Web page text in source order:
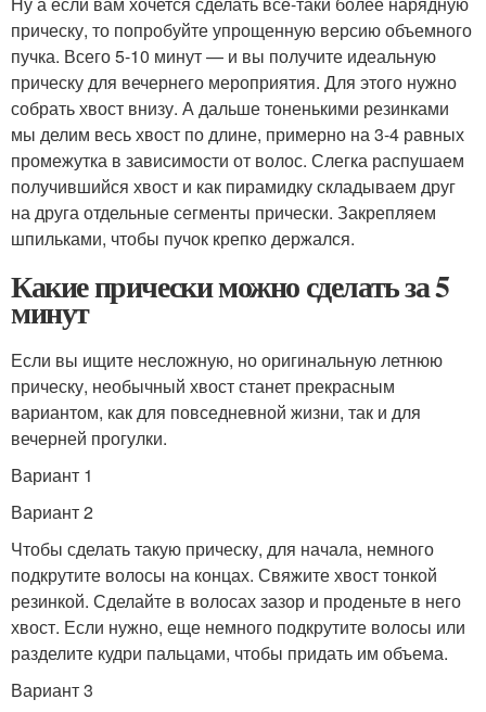
прическу, то попробуйте упрощенную версию объемного
пучка. Всего 5-10 минут — и вы получите идеальную
прическу для вечернего мероприятия. Для этого нужно
собрать хвост внизу. А дальше тоненькими резинками
мы делим весь хвост по длине, примерно на 3-4 равных
промежутка в зависимости от волос. Слегка распушаем
получившийся хвост и как пирамидку складываем друг
на друга отдельные сегменты прически. Закрепляем
шпильками, чтобы пучок крепко держался.
Какие прически можно сделать за 5
минут
Если вы ищите несложную, но оригинальную летнюю
прическу, необычный хвост станет прекрасным
вариантом, как для повседневной жизни, так и для
вечерней прогулки.
Вариант 1
Вариант 2
Чтобы сделать такую прическу, для начала, немного
подкрутите волосы на концах. Свяжите хвост тонкой
резинкой. Сделайте в волосах зазор и проденьте в него
хвост. Если нужно, еще немного подкрутите волосы или
разделите кудри пальцами, чтобы придать им объема.
Вариант 3